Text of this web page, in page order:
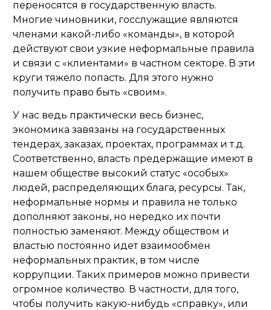
переносятся в государственную власть.
Многие чиновники, госслужащие являются
членами какой-либо «команды», в которой
действуют свои узкие неформальные правила
и связи с «клиентами» в частном секторе. В эти
круги тяжело попасть. Для этого нужно
получить право быть «своим».
У нас ведь практически весь бизнес,
экономика завязаны на государственных
тендерах, заказах, проектах, программах и т.д.
Соответственно, власть предержащие имеют в
нашем обществе высокий статус «особых»
людей, распределяющих блага, ресурсы. Так,
неформальные нормы и правила не только
дополняют законы, но нередко их почти
полностью заменяют. Между обществом и
властью постоянно идет взаимообмен
неформальных практик, в том числе
коррупции. Таких примеров можно привести
огромное количество. В частности, для того,
чтобы получить какую-нибудь «справку», или